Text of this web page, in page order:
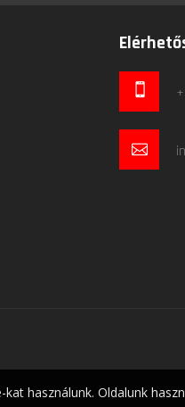
használunk. Oldalunk